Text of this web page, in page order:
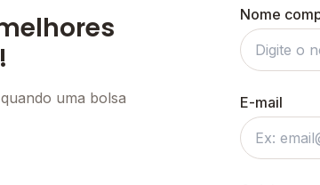
uma bolsa
Nome
E-mail